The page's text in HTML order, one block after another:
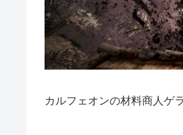
カルフェオンの材料商人ゲ